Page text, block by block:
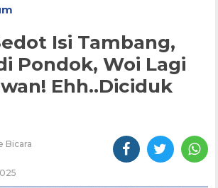
Isi Tambang,
Pondok, Woi Lagi
Ehh..Diciduk
Bicara